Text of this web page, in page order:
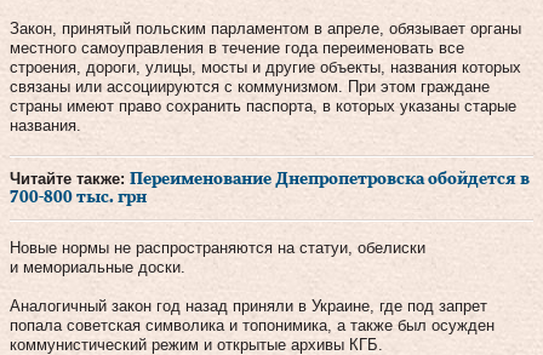
Закон, принятый польским парламентом в апреле, обязывает органы
местного самоуправления в течение года переименовать все
строения, дороги, улицы, мосты и другие объекты, названия которых
связаны или ассоциируются с коммунизмом. При этом граждане
страны имеют право сохранить паспорта, в которых указаны старые
названия.
Читайте также: Переименование Днепропетровска обойдется в
700-800 тыс. грн
Новые нормы не распространяются на статуи, обелиски
и мемориальные доски.
Аналогичный закон год назад приняли в Украине, где под запрет
попала советская символика и топонимика, а также был осужден
коммунистический режим и открытые архивы КГБ.